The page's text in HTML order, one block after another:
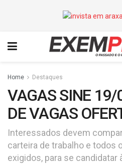
Home Destaques
VAGAS SINE
DE VAGAS
Interessados devem
carteira de trabalho e todos
exigidos, para se candidatar